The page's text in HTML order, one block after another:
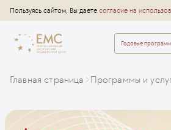
Пользуясь сайтом, Вы даете согласие на
Годовые
Главная страница Программы и